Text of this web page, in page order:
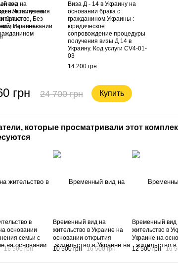
вид на
в Украине на
брака с
Украины
Виза Д - 14 в Украину на
основании брака с
гражданином Украины :
юридическое
сопровождение процедуры
получения визы Д 14 в
Украину. Код услуги CV4-01-
03
14 200 грн
грн 24 700 грн Купить
которые просматривали этот
в
основании
семьи с
получивший
в
16 500 грн
Временный вид на
жительство в Украине на
основании открытия
бизнеса (регистрация
компании) на территории
Украины и получения
10 500 грн 16 500 грн
Временный вид
жительство в
Украине на
иностранных
12 500 грн 16